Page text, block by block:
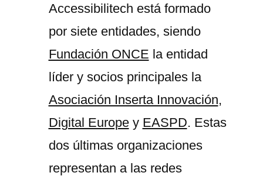
Accessibilitech está formado
por siete entidades, siendo
Fundación ONCE la entidad
líder y socios principales la
Asociación Inserta Innovación,
Digital Europey EASPD. Estas
dos últimas organizaciones
representan a las redes